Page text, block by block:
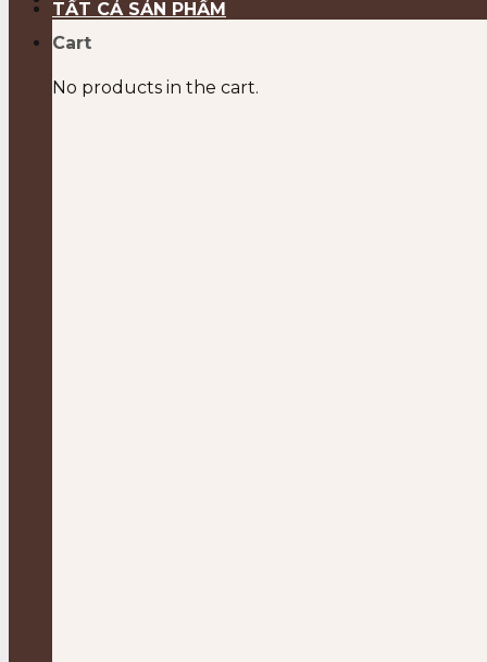
Cart
No products in the cart.
TẤT CẢ SẢN PHẨM